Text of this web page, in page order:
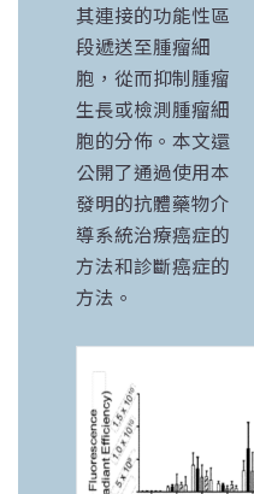
其連接的功能性區
段遞送至腫瘤細
胞，從而抑制腫瘤
生長或檢測腫瘤細
胞的分佈。本文還
公開了通過使用本
發明的抗體藥物介
導系統治療癌症的
方法和診斷癌症的
方法。